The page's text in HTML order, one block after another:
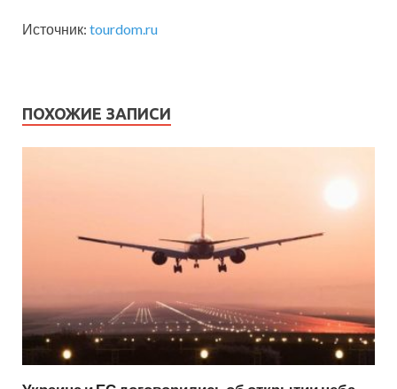
Источник: tourdom.ru
ПОХОЖИЕ ЗАПИСИ